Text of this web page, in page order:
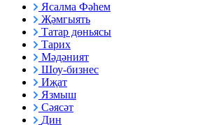
Ясалма Фәһем
Җәмгыять
Татар дөньясы
Тарих
Мәдәният
Шоу-бизнес
Иҗат
Язмыш
Сәясәт
Дин